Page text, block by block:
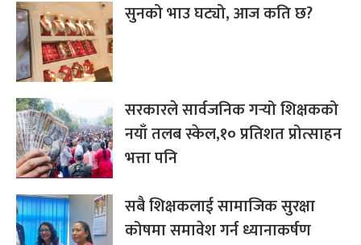
सुनको भाउ घट्यो, आज कति छ?
सरकारले सार्वजनिक गर्‍यो शिक्षकको
नयाँ तलब स्केल,१० प्रतिशत प्रोत्साहन
भत्ता पनि
सबै शिक्षकलाई सामाजिक सुरक्षा
कोषमा समावेश गर्न ध्यानाकर्षण